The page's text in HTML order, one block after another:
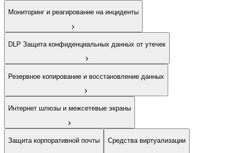
Мониторинг и реагирование на инциденты
DLP Защита конфиденциальных данных от утечек
Резервное копирование и восстановление данных
Интернет шлюзы и межсетевые экраны
Защита корпоративной почты Средства виртуализации